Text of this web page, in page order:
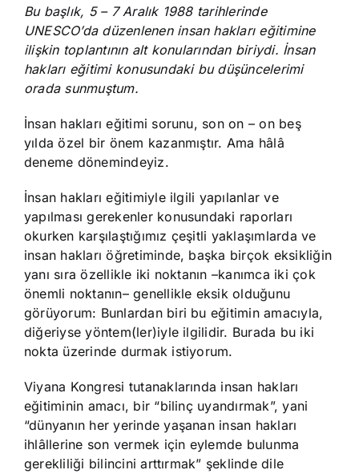
Bu başlık, 5 – 7 Aralık 1988 tarihlerinde
UNESCO’da düzenlenen insan hakları eğitimine
ilişkin toplantının alt konularından biriydi. İnsan
hakları eğitimi konusundaki bu düşüncelerimi
orada sunmuştum.
İnsan hakları eğitimi sorunu, son on – on beş
yılda özel bir önem kazanmıştır. Ama hâlâ
deneme dönemindeyiz.
İnsan hakları eğitimiyle ilgili yapılanlar ve
yapılması gerekenler konusundaki raporları
okurken karşılaştığımız çeşitli yaklaşımlarda ve
insan hakları öğretiminde, başka birçok eksikliğin
yanı sıra özellikle iki noktanın –kanımca iki çok
önemli noktanın– genellikle eksik olduğunu
görüyorum: Bunlardan biri bu eğitimin amacıyla,
diğeriyse yöntem(ler)iyle ilgilidir. Burada bu iki
nokta üzerinde durmak istiyorum.
Viyana Kongresi tutanaklarında insan hakları
eğitiminin amacı, bir “bilinç uyandırmak”, yani
“dünyanın her yerinde yaşanan insan hakları
ihlâllerine son vermek için eylemde bulunma
gerekliliği bilincini arttırmak” şeklinde dile